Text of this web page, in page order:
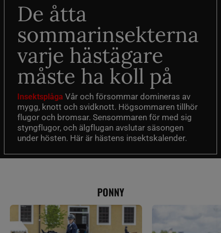
De åtta
sommarinsekterna
varje hästägare
måste ha koll på
Insektsplåga Vår och försommar domineras av
mygg, knott och svidknott. Högsommaren tillhör
flugor och bromsar. Sensommaren för med sig
styngflugor, och älgflugan avslutar säsongen
under hösten. Här är hästens insektskalender.
PONNY